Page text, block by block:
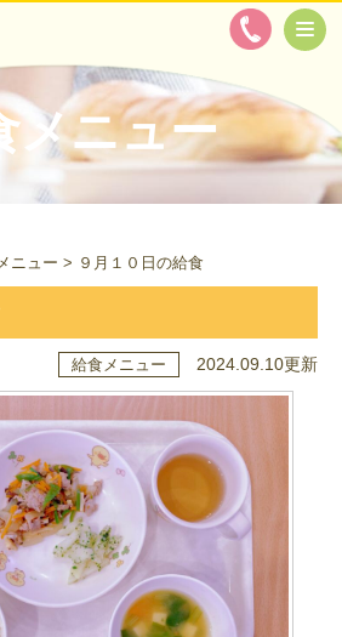
メニュー
ニュー > ９月１０日の給食
給食メニュー 2024.09.10更新